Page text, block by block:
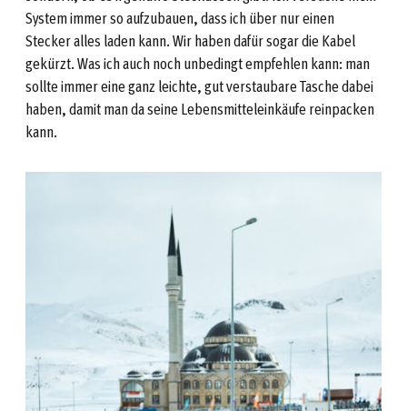
System immer so aufzubauen, dass ich über nur einen
Stecker alles laden kann. Wir haben dafür sogar die Kabel
gekürzt. Was ich auch noch unbedingt empfehlen kann: man
sollte immer eine ganz leichte, gut verstaubare Tasche dabei
haben, damit man da seine Lebensmitteleinkäufe reinpacken
kann.